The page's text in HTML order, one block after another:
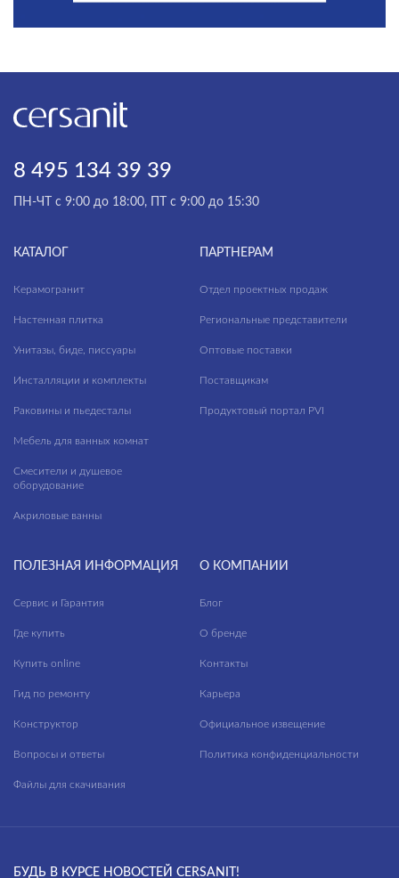
8 495 134 39 39
ПН-ЧТ с 9:00 до 18:00, ПТ с 9:00 до 15:30
КАТАЛОГ
Керамогранит
Настенная плитка
Унитазы, биде, писсуары
Инсталляции и комплекты
Раковины и пьедесталы
Мебель для ванных комнат
Смесители и душевое
оборудование
Акриловые ванны
ПАРТНЕРАМ
Отдел проектных продаж
Региональные представители
Оптовые поставки
Поставщикам
Продуктовый портал PVI
ПОЛЕЗНАЯ ИНФОРМАЦИЯ
Сервис и Гарантия
Где купить
Купить online
Гид по ремонту
Конструктор
Вопросы и ответы
Файлы для скачивания
О КОМПАНИИ
Блог
О бренде
Контакты
Карьера
Официальное извещение
Политика конфиденциальности
БУДЬ В КУРСЕ НОВОСТЕЙ CERSANIT!